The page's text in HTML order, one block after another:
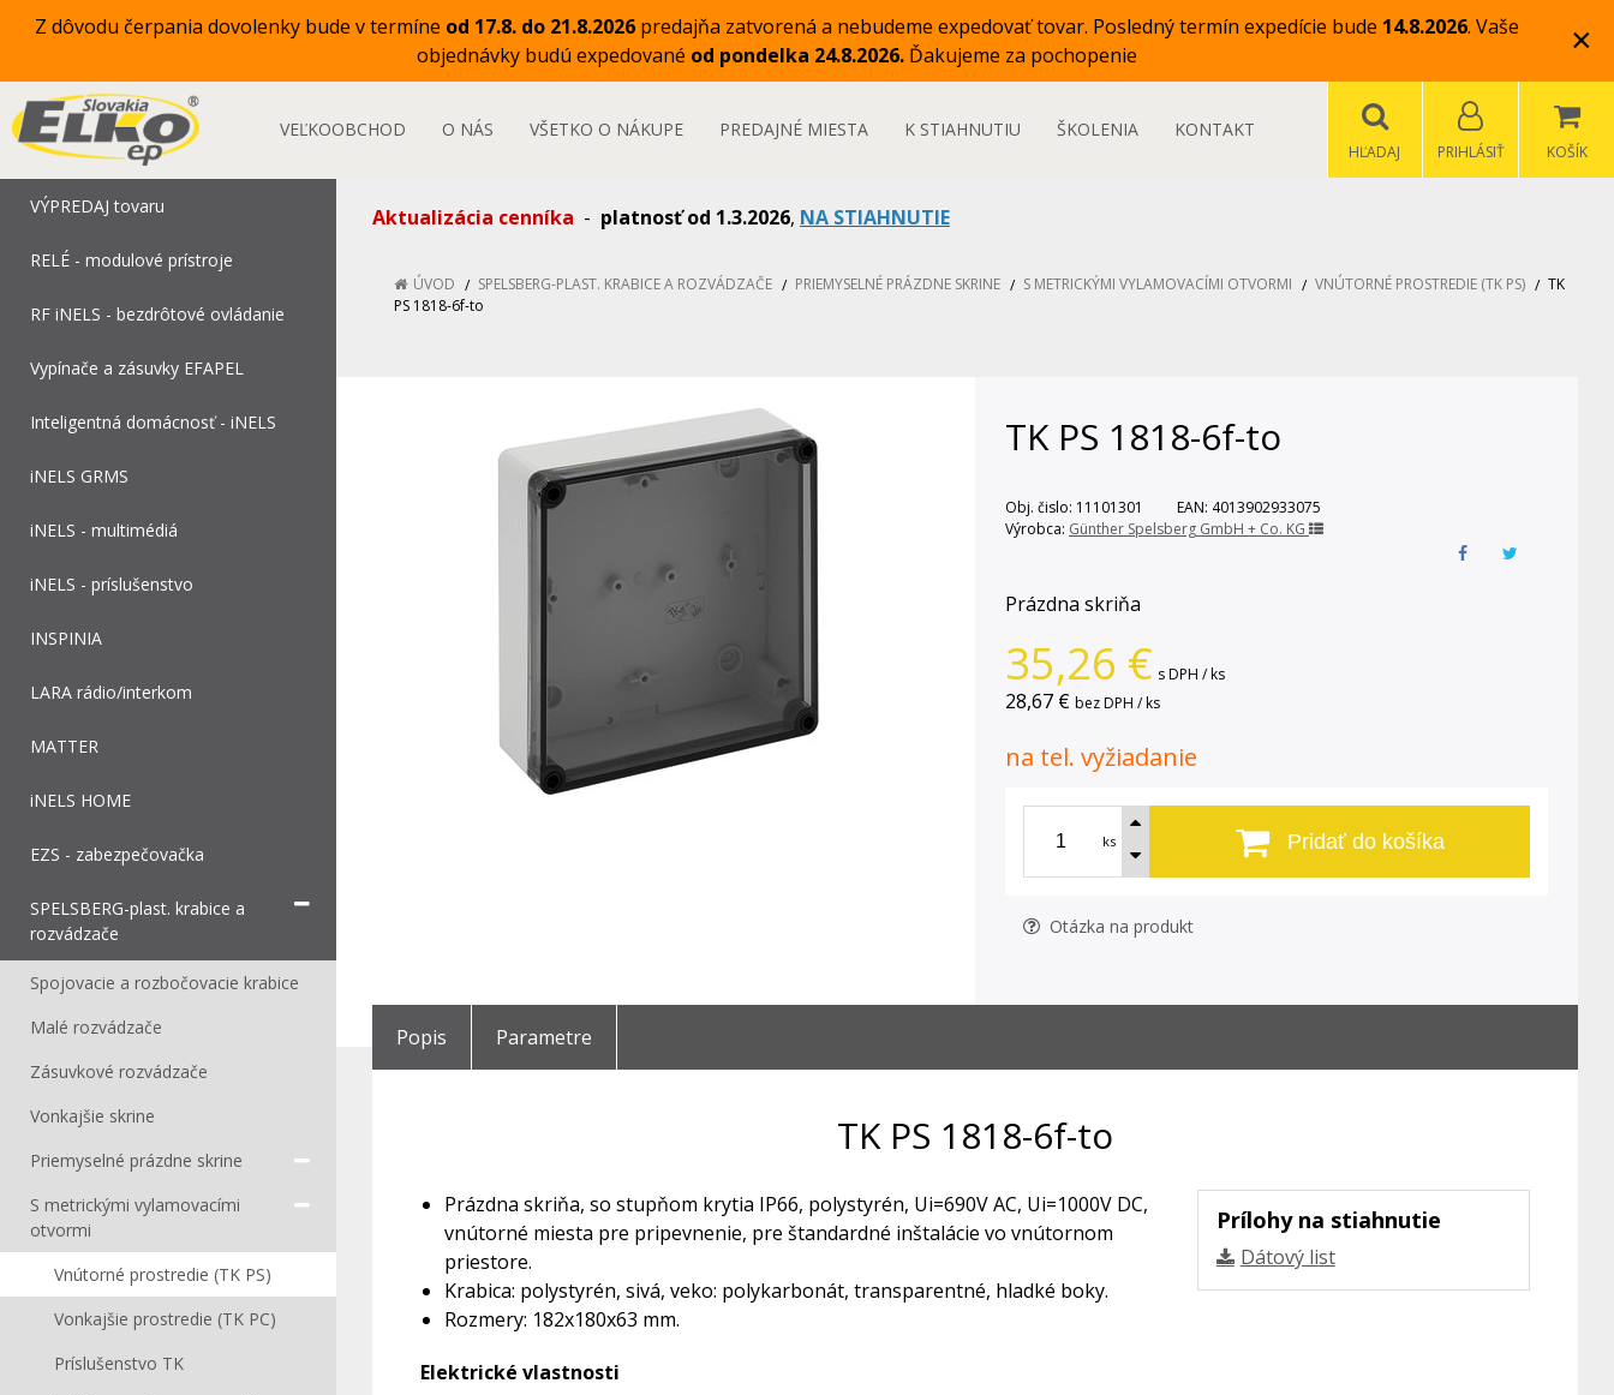
Z dôvodu čerpania dovolenky bude v termíne od 17.8. do 21.8.2026 predajňa zatvorená a nebudeme expedovať tovar. Posledný termín expedície bude 14.8.2026. Vaše
objednávky budú expedované od pondelka 24.8.2026. Ďakujeme za pochopenie ×
VEĽKOOBCHOD O NÁS VŠETKO O NÁKUPE PREDAJNÉ MIESTA K STIAHNUTIU ŠKOLENIA KONTAKT
KOŠÍK
PRIHLÁSIŤ
HĽADAJ
VÝPREDAJ tovaru
RELÉ - modulové prístroje
RF iNELS - bezdrôtové ovládanie
Vypínače a zásuvky EFAPEL
Inteligentná domácnosť - iNELS
iNELS GRMS
iNELS - multimédiá
iNELS - príslušenstvo
INSPINIA
LARA rádio/interkom
MATTER
iNELS HOME
EZS - zabezpečovačka
SPELSBERG-plast. krabice a
rozvádzače
Spojovacie a rozbočovacie krabice
Malé rozvádzače
Zásuvkové rozvádzače
Vonkajšie skrine
Priemyselné prázdne skrine
S metrickými vylamovacími
otvormi
Vnútorné prostredie (TK PS)
Vonkajšie prostredie (TK PC)
Príslušenstvo TK
Aktualizácia cenníka - platnosť od 1.3.2026, NA STIAHNUTIE
ÚVOD SPELSBERG-PLAST. KRABICE A ROZVÁDZAČE PRIEMYSELNÉ PRÁZDNE SKRINE S METRICKÝMI VYLAMOVACÍMI OTVORMI VNÚTORNÉ PROSTREDIE (TK PS)
TK
PS 1818-6f-to
TK PS 1818-6f-to
Obj. čislo: 11101301 EAN: 4013902933075
Výrobca: Günther Spelsberg GmbH + Co. KG
Prázdna skriňa
35,26 € s DPH / ks
28,67 € bez DPH / ks
na tel. vyžiadanie
ks Pridať do košíka
Otázka na produkt
Popis Parametre
TK PS 1818-6f-to
Prílohy na stiahnutie
Dátový list
Prázdna skriňa, so stupňom krytia IP66, polystyrén, Ui=690V AC, Ui=1000V DC,
vnútorné miesta pre pripevnenie, pre štandardné inštalácie vo vnútornom
priestore.
Krabica: polystyrén, sivá, veko: polykarbonát, transparentné, hladké boky.
Rozmery: 182x180x63 mm.
Elektrické vlastnosti